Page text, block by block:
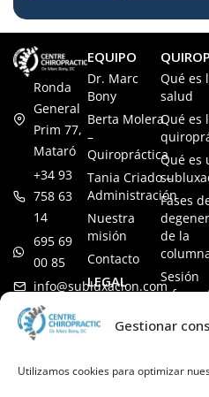
Gestionar
Utilizamos cookies para optimizar
Ronda
General
Prim 77,
Mataró
+34 93
758 63
14
695 69
00 85
info@subluxacion.com
EQUIPO
Dr. Marc
Bony
Berta Molera
–
Quiropráctica
Tania Criado –
Administración
Nuestra
misión
Contacto
LEGAL
Política de
Política de
Qué es
salud
Qué es
Qué es
Fases
de la
Sesión
para
para